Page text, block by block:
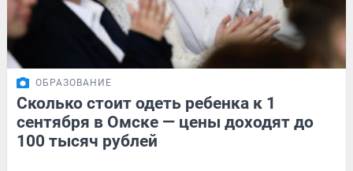
ОБРАЗОВАНИЕ
Сколько стоит одеть ребенка к 1
сентября в Омске — цены доходят до
100 тысяч рублей